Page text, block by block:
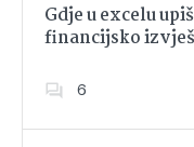
Gdje u excelu
financijsko
6